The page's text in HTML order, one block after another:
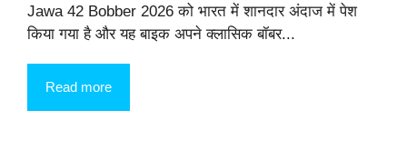
Jawa 42 Bobber 2026 को भारत में शानदार अंदाज में पेश
किया गया है और यह बाइक अपने क्लासिक बॉबर...
Read more